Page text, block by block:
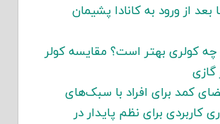
بعد از ورود به کانادا پشیمان
چه کولری بهتر است؟ مقایسه کولر
گازی
کمد برای افراد با سبک‌های
کاربردی برای نظم پایدار در